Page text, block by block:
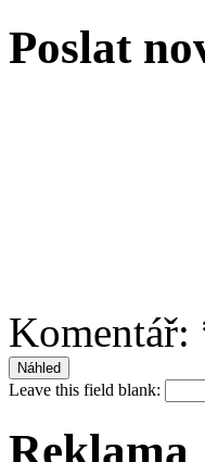
Poslat
Komentář:
Leave this field blank:
Reklama